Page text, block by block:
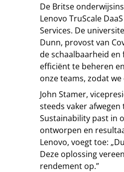
De Britse
Lenovo TruScale
Services. De
Dunn, provost van
de schaalbaarheid
efficiënt te beheren
onze teams, zodat
John Stamer,
steeds vaker
Sustainability past in
ontworpen en
Lenovo, voegt toe:
Deze oplossing
rendement op.”